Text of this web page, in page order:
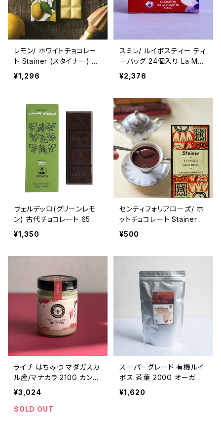
レモン/ ホワイトチョコレー
ト Stainer (スタイナー) チ
ョコタブレット White choc
olate bar with Lemon
¥1,296
スミレ/ ルイボスティー ティ
ーバッグ 24個入り La Mai
son de la Violette ノンカ
フェイン フランス/トゥール
¥2,376
ヴェルデッロ(グリーンレモ
ン) 古代チョコレート 65%
Bonajuto (ボナイユート)
タブレット50g 【シチリア】
¥1,350
センティフォリアローズ/ ホ
ットチョコレート Stainer
(スタイナー) チョコラタッツ
¥500
ライチ はちみつ マダガスカ
ル産/マナカラ 210G カンパ
ニー・デュ・ミエル COMPA
GNIE DU MIEL 非加熱
¥3,024
SOLD OUT
スーパーグレード 有機ルイ
ボス 茶葉 200G オーガニ
ックルイボスティー AFRIC
AN TABLE 有機JAS
¥1,620